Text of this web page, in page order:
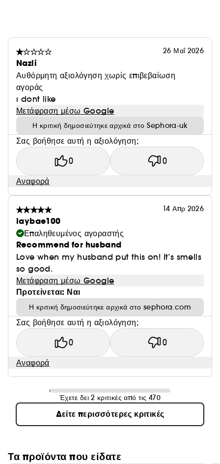
26 Μαΐ 2026
Nazli
Αυθόρμητη αξιολόγηση χωρίς επιβεβαίωση
αγοράς
ı dont like
Μετάφραση μέσω Google
Η κριτική δημοσιεύτηκε αρχικά στο Sephora-uk
Σας βοήθησε αυτή η αξιολόγηση;
0 0
Αναφορά
14 Απρ 2026
laybae100
Επαληθευμένος αγοραστής
Recommend for husband
Love when my husband put this on! It’s smells
so good.
Μετάφραση μέσω Google
Προτείνεται: Ναι
Η κριτική δημοσιεύτηκε αρχικά στο sephora.com
Σας βοήθησε αυτή η αξιολόγηση;
0 0
Αναφορά
Έχετε δει 2 κριτικές από τις 470
Δείτε περισσότερες κριτικές
Τα προϊόντα που είδατε